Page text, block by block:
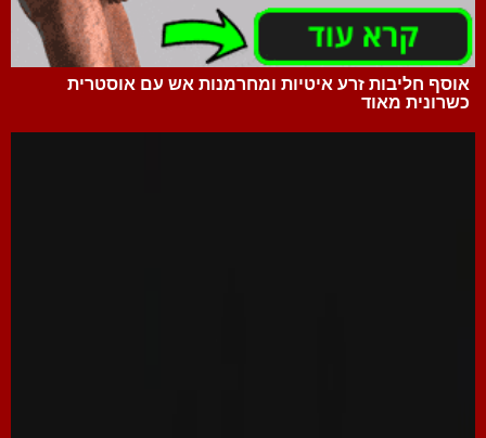
אוסף חליבות זרע איטיות ומחרמנות אש עם אוסטרית
כשרונית מאוד